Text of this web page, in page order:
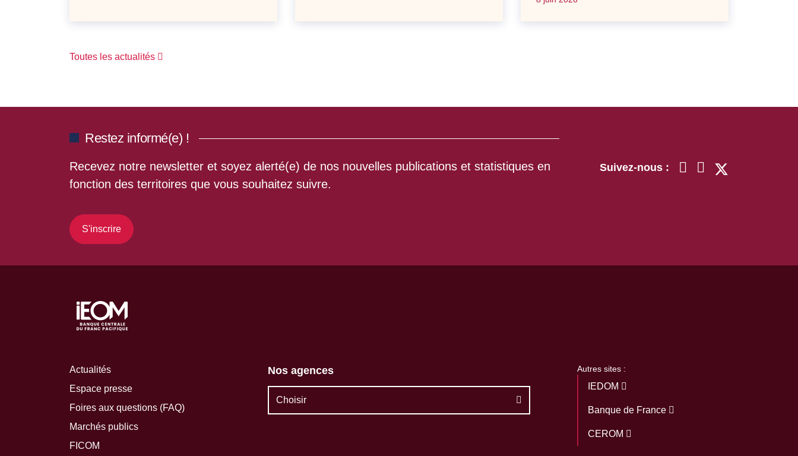
Toutes les actualités
Restez informé(e) !
Recevez notre newsletter et soyez alerté(e) de nos nouvelles publications et statistiques en
fonction des territoires que vous souhaitez suivre.
S'inscrire
Suivez-nous :
Actualités
Espace presse
Foires aux questions (FAQ)
Marchés publics
FICOM
Nos agences
Choisir
Autres sites :
IEDOM
Banque de France
CEROM